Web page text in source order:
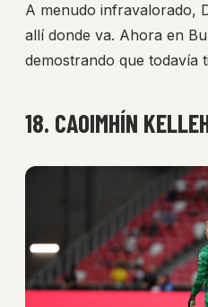
A menudo infravalorado,
allí donde va. Ahora en
demostrando que todavía
18. CAOIMHÍN